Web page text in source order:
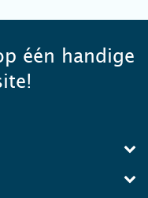
één handige